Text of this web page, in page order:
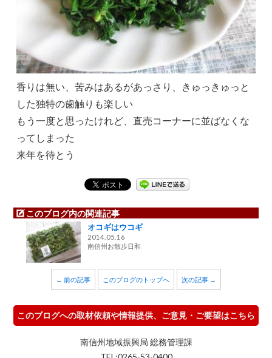
香りは無い、苦みはあるがあっさり、きゅっきゅっと
した独特の歯触りも楽しい
もう一度と思ったけれど、直売コーナーに並ばなくな
ってしまった
来年を待とう
このブログ内の関連記事
オコギはウコギ
2014.05.16
南信州お散歩日和
← 前の記事 このブログのトップへ 次の記事 →
このブログへの取材依頼や情報提供、ご意見・ご要望はこちら
南信州地域振興局 総務管理課